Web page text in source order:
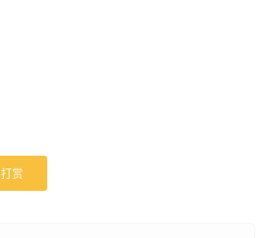
打赏